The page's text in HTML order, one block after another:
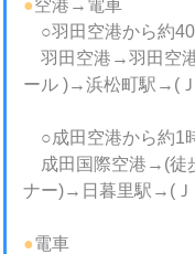
●空港→電車
○羽田空港から約
羽田空港→羽田空
ール )→浜松町駅→(
○成田空港から約1
成田国際空港→(徒
ナー)→日暮里駅→(
●電車